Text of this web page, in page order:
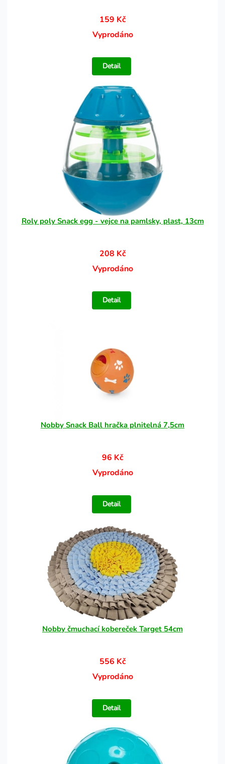
159 Kč
Vyprodáno
Detail
Roly poly Snack egg - vejce na pamlsky, plast, 13cm
208 Kč
Vyprodáno
Detail
Nobby Snack Ball hračka plnitelná 7,5cm
96 Kč
Vyprodáno
Detail
Nobby čmuchací kobereček Target 54cm
556 Kč
Vyprodáno
Detail